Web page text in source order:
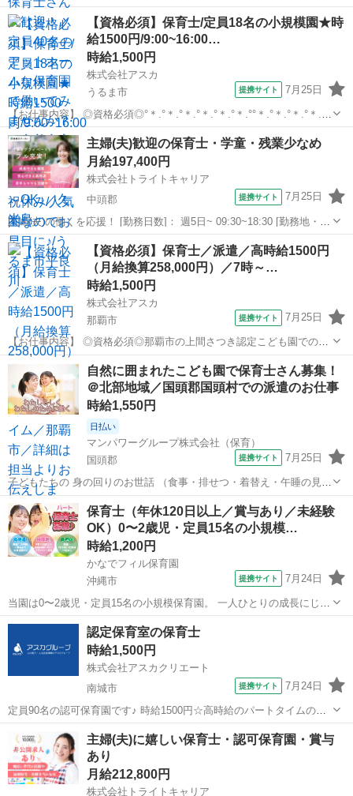
でました～＾＾☆彡 【人口8,500人ほどの小さな離島】 きれいな海や
手つかずの自然の中で のびのびと保育をしてくれる先生を募集してま
す＾＾ 定員40名の...
沖縄 保育士
【資格必須】保育士/定員18名の小規模園★時
給1500円/9:00~16:00…
時給1,500円
株式会社アスカ
うるま市
提携サイト 7月25日
【お仕事内容】 ◎資格必須◎°＊.°＊.°＊.°＊.°＊.°＊.°°＊.°＊.°＊.°＊.°
大人気小規模園、定員18名の 『 ルミエール保育園 』 で勤
務可能な保育士さん募集中★ °＊.°＊.°＊.°＊.°＊....
沖縄 うるま市 保育士
主婦(夫)歓迎の保育士・学童・残業少なめ
月給197,400円
株式会社トライトキャリア
中頭郡
提携サイト 7月25日
主婦(夫)の働くを応援！ [勤務日数]： 週5日~ 09:30~18:30 [勤務地・最
寄駅]： 沖縄県中頭郡西原町小橋川91-1 非公開 新横浜駅自動車13分
[職種名]：保育士・学童・残業少なめ [求人概要]：...
沖縄 中頭郡 保育士
【資格必須】保育士／派遣／高時給1500円
（月給換算258,000円）／7時～…
時給1,500円
株式会社アスカ
那覇市
提携サイト 7月25日
【お仕事内容】 ◎資格必須◎那覇市の上間さつき認定こども園での派
遣保育士さんの募集です！ 定員：90名 保育士さんが20名のこども園
になります！ 7時～19時で1日8時間以上で入れる方を募集していま
す。 時給1500円（月...
那覇市 保育士
自然に囲まれたこども園で保育士さん募集！
＠北部地域／国頭郡国頭村での派遣のお仕事
時給1,550円
日払い
マンパワーグループ株式会社（保育）
国頭郡
提携サイト 7月25日
子どもたちの 身の回りのお世話 （食事・排せつ・着替え・午睡の見守
り など） 年齢や発達に合わせた 遊び・活動のサポート 自然環境を活
かした 戸外遊び・散歩の見守り 保育園内の 環境整備・安全管理 保育
記録の記入（簡単なもの...
沖縄 国頭郡 保育士
保育士（年休120日以上／賞与あり／未経験
OK）0〜2歳児・定員15名の小規模…
時給1,200円
かなでフィル保育園
沖縄市
提携サイト 7月24日
当園は0〜2歳児・定員15名の小規模保育園。 一人ひとりの成長にじっ
くり寄り添えることが最大の特徴♪ ◆ 1日の流れ（例） 7:30 開園・
順次登園 ・子どもの表情や体調を丁寧にチェックしながら受け入れま
す。 午前 自由...
沖縄 沖縄市 保育士
認定保育室の保育士
時給1,500円
株式会社アスカクリエート
南城市
提携サイト 7月24日
定員90名の認可保育園です♪ 時給1500円☆高時給のパートタイムのお
仕事です！ 保育業務全般のお手伝いをお願いします◎ 子育て中の保育
士さんも多くご活躍されており、 お休みの調整もしやすいので働き易
さバツグンです☆ ...
南城市 保育士
主婦(夫)に嬉しい保育士・認可保育園・賞与
あり
月給212,800円
株式会社トライトキャリア